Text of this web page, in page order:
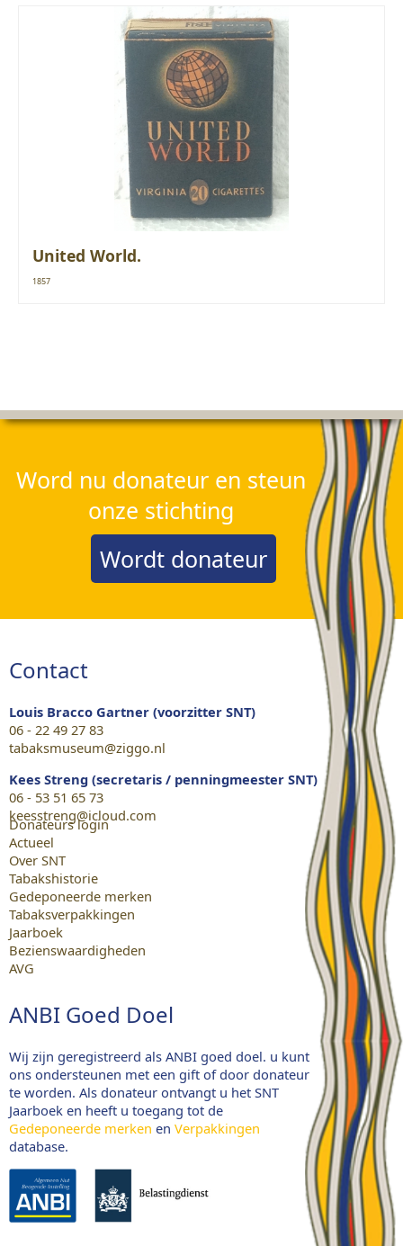
United World.
1857
Word nu donateur en steun
onze stichting
Wordt donateur
Contact
Louis Bracco Gartner (voorzitter SNT)
06 - 22 49 27 83
tabaksmuseum@ziggo.nl
Kees Streng (secretaris / penningmeester SNT)
06 - 53 51 65 73
keesstreng@icloud.com
Donateurs login
Actueel
Over SNT
Tabakshistorie
Gedeponeerde merken
Tabaksverpakkingen
Jaarboek
Bezienswaardigheden
AVG
ANBI Goed Doel
Wij zijn geregistreerd als ANBI goed doel. u kunt
ons ondersteunen met een gift of door donateur
te worden. Als donateur ontvangt u het SNT
Jaarboek en heeft u toegang tot de
Gedeponeerde merken en Verpakkingen
database.